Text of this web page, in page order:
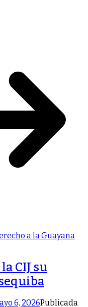
CIJ su
6, 2026Publicada